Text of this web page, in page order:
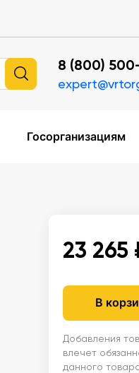
8 (800)
Госорганизациям
23 265
В
Добавления
влечет
данного